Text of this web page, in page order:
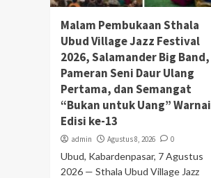
Malam Pembukaan Sthala
Ubud Village Jazz Festival
2026, Salamander Big Band,
Pameran Seni Daur Ulang
Pertama, dan Semangat
“Bukan untuk Uang” Warnai
Edisi ke-13
admin Agustus 8, 2026 0
Ubud, Kabardenpasar, 7 Agustus
2026 — Sthala Ubud Village Jazz